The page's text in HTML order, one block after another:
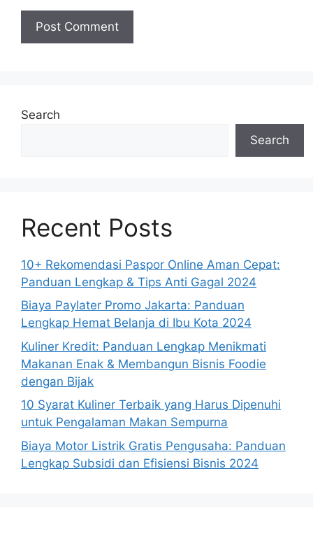
Search
Search
Recent Posts
10+ Rekomendasi Paspor Online Aman Cepat:
Panduan Lengkap & Tips Anti Gagal 2024
Biaya Paylater Promo Jakarta: Panduan
Lengkap Hemat Belanja di Ibu Kota 2024
Kuliner Kredit: Panduan Lengkap Menikmati
Makanan Enak & Membangun Bisnis Foodie
dengan Bijak
10 Syarat Kuliner Terbaik yang Harus Dipenuhi
untuk Pengalaman Makan Sempurna
Biaya Motor Listrik Gratis Pengusaha: Panduan
Lengkap Subsidi dan Efisiensi Bisnis 2024